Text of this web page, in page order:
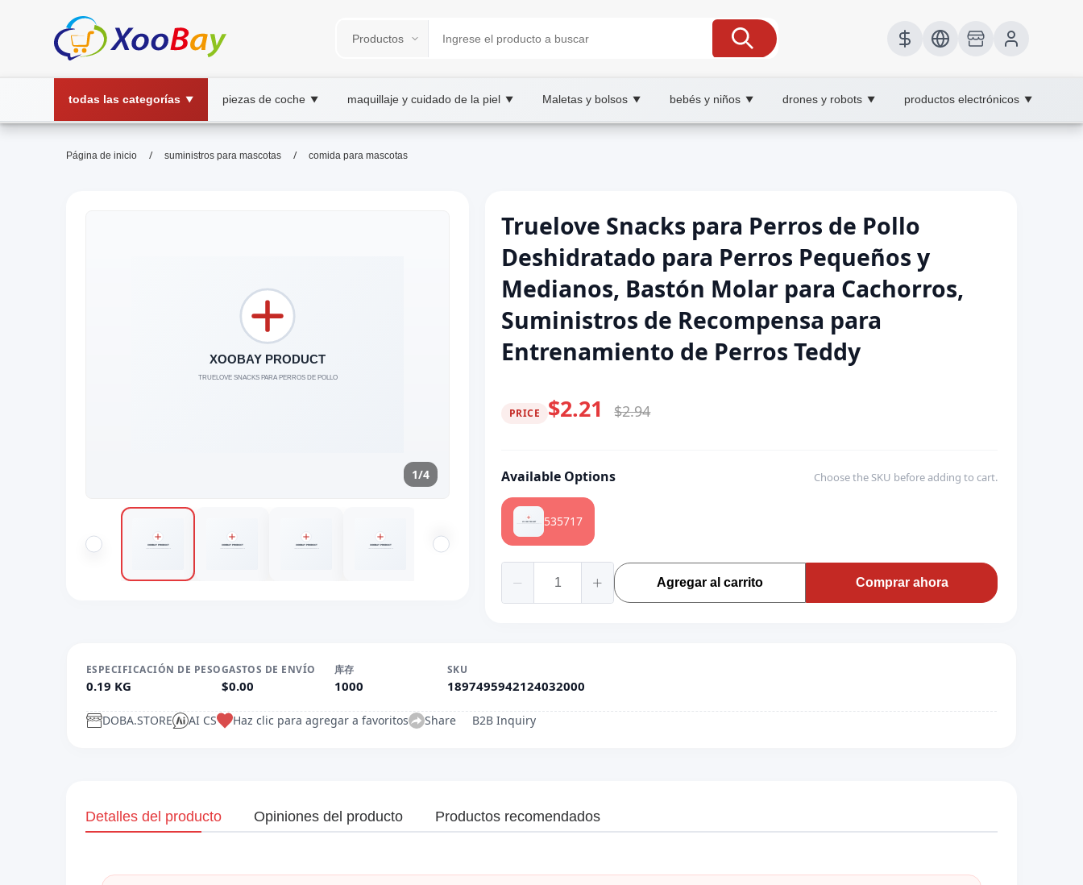
todas las categorías ▼ piezas de coche ▼ maquillaje y cuidado de la piel ▼ Maletas y bolsos ▼ bebés y niños ▼ drones y robots ▼ productos electrónicos ▼
Página de inicio / suministros para mascotas / comida para mascotas
1/4
Truelove Snacks para Perros de Pollo
Deshidratado para Perros Pequeños y
Medianos, Bastón Molar para Cachorros,
Suministros de Recompensa para
Entrenamiento de Perros Teddy
PRICE $2.21 $2.94
Available Options Choose the SKU before adding to cart.
535717
Agregar al carrito Comprar ahora
ESPECIFICACIÓN DE PESO
0.19 KG
GASTOS DE ENVÍO
$0.00
库存
1000
SKU
1897495942124032000
DOBA.STORE AI CS Haz clic para agregar a favoritos Share B2B Inquiry
Detalles del producto Opiniones del producto Productos recomendados